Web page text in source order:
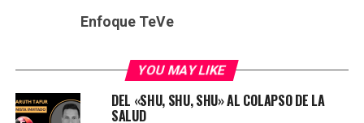
Enfoque TeVe
YOU MAY LIKE
DEL «SHU, SHU, SHU» AL COLAPSO DE LA
SALUD